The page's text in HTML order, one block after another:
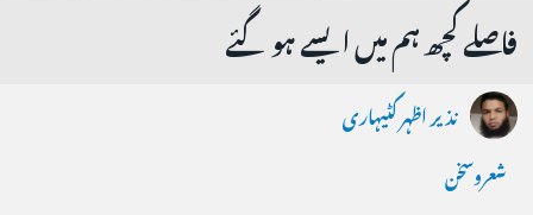
فاصلے کچھ ہم میں ایسے ہوگئے
نذیر اظہر کٹیہاری
شعروسخن